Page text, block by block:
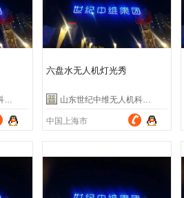
六盘水无人机灯光秀
山东世纪中维无人机科技有限公司
中国上海市